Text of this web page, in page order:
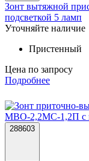
Зонт вытяжной
подсветкой 5 ламп
Уточняйте наличие
Пристенный
Цена по запросу
Подробнее
288603